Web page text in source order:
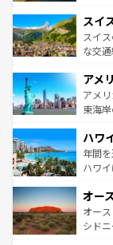
れる
を参
は、お
ドイ
リア
ティ
戦な
ンツ
スイ
スイ
な交
の建
博物
こと
ば市内
着の
アメ
アメ
東海
のよ
ンメ
西部
部の
文化
しみ
ハワ
年間
ハワ
ワイ
島だ
おす
オー
オー
シド